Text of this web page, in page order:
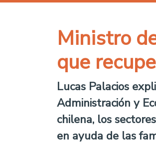
Ministro
que
Lucas Palacios
Administración y
chilena, los
en ayuda de las